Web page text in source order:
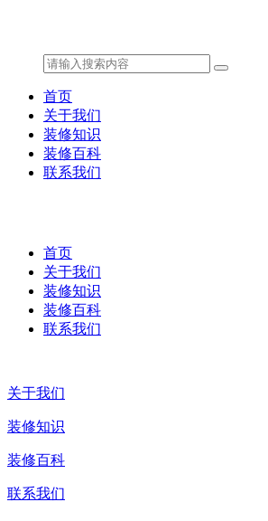
首页
关于我们
装修知识
装修百科
联系我们
首页
关于我们
装修知识
装修百科
联系我们
关于我们
装修知识
装修百科
联系我们